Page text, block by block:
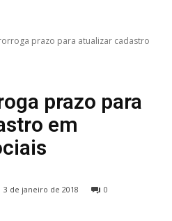
prazo para atualizar cadastro
prazo para
em
3 de janeiro de 2018 0